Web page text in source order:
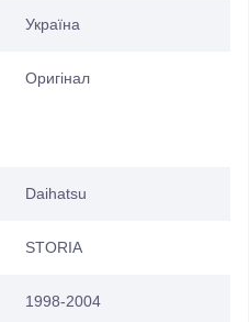
Україна
Оригінал
Daihatsu
STORIA
1998-2004